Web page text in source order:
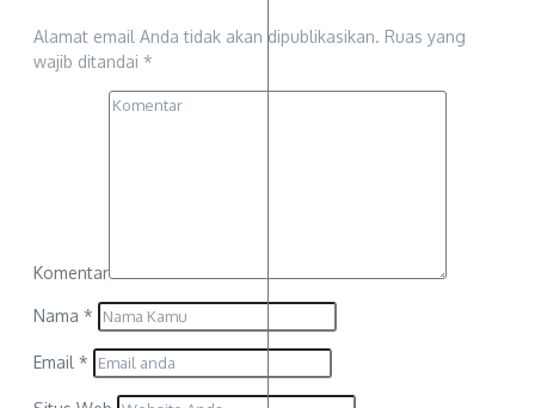
Alamat email Anda tidak akan dipublikasikan. Ruas yang
wajib ditandai *
Komentar
Nama *
Email *